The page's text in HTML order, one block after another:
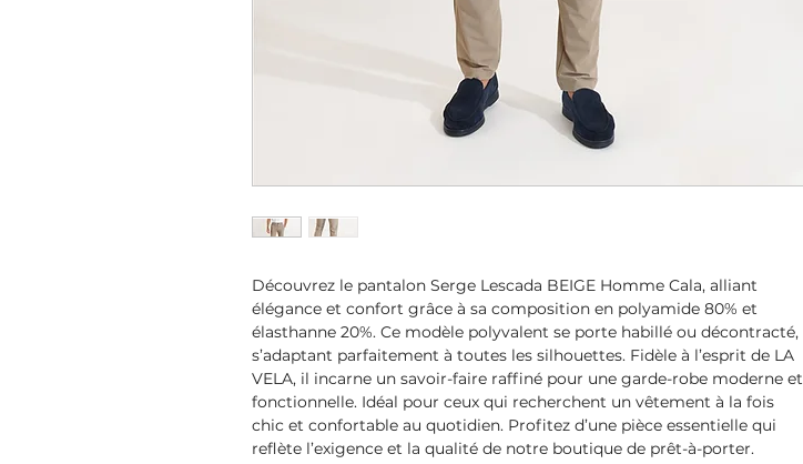
Découvrez le pantalon Serge Lescada BEIGE Homme Cala, alliant
élégance et confort grâce à sa composition en polyamide 80% et
élasthanne 20%. Ce modèle polyvalent se porte habillé ou décontracté,
s’adaptant parfaitement à toutes les silhouettes. Fidèle à l’esprit de LA
VELA, il incarne un savoir-faire raffiné pour une garde-robe moderne et
fonctionnelle. Idéal pour ceux qui recherchent un vêtement à la fois
chic et confortable au quotidien. Profitez d’une pièce essentielle qui
reflète l’exigence et la qualité de notre boutique de prêt-à-porter.